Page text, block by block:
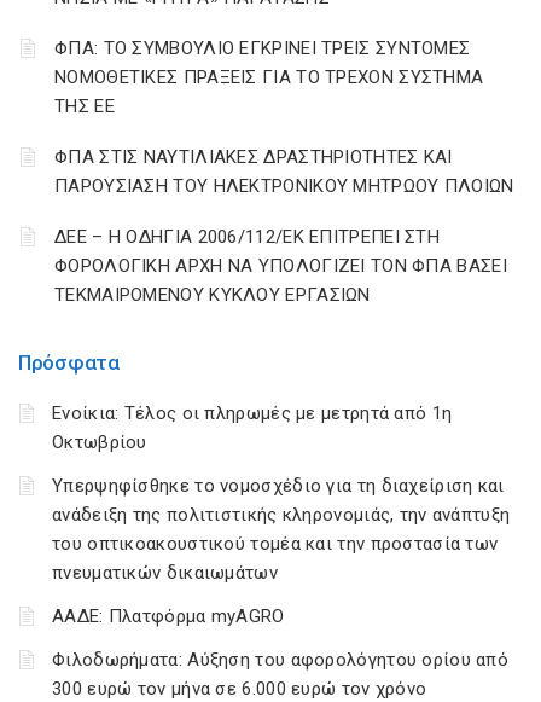
Πρόσφατα
Ενοίκια: Τέλος οι πληρωμές με μετρητά από 1η
Οκτωβρίου
Υπερψηφίσθηκε το νομοσχέδιο για τη διαχείριση και
ανάδειξη της πολιτιστικής κληρονομιάς, την ανάπτυξη
του οπτικοακουστικού τομέα και την προστασία των
πνευματικών δικαιωμάτων
ΑΑΔΕ: Πλατφόρμα myAGRO
Φιλοδωρήματα: Αύξηση του αφορολόγητου ορίου από
300 ευρώ τον μήνα σε 6.000 ευρώ τον χρόνο
ΦΠΑ: ΤΟ ΣΥΜΒΟΥΛΙΟ ΕΓΚΡΙΝΕΙ ΤΡΕΙΣ ΣΥΝΤΟΜΕΣ
ΝΟΜΟΘΕΤΙΚΕΣ ΠΡΑΞΕΙΣ ΓΙΑ ΤΟ ΤΡΕΧΟΝ ΣΥΣΤΗΜΑ
ΤΗΣ ΕΕ
ΦΠΑ ΣΤΙΣ ΝΑΥΤΙΛΙΑΚΕΣ ΔΡΑΣΤΗΡΙΟΤΗΤΕΣ ΚΑΙ
ΠΑΡΟΥΣΙΑΣΗ ΤΟΥ ΗΛΕΚΤΡΟΝΙΚΟΥ ΜΗΤΡΩΟΥ ΠΛΟΙΩΝ
ΔΕΕ – Η ΟΔΗΓΙΑ 2006/112/ΕΚ ΕΠΙΤΡΕΠΕΙ ΣΤΗ
ΦΟΡΟΛΟΓΙΚΗ ΑΡΧΗ ΝΑ ΥΠΟΛΟΓΙΖΕΙ ΤΟΝ ΦΠΑ ΒΑΣΕΙ
ΤΕΚΜΑΙΡΟΜΕΝΟΥ ΚΥΚΛΟΥ ΕΡΓΑΣΙΩΝ